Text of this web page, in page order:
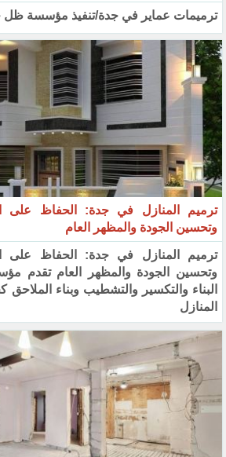
ترميمات عماير في جدة/تنفيذ مؤسسة ظل
ترميم المنازل في جدة: الحفاظ على
وتحسين الجودة والمظهر العام
ترميم المنازل في جدة: الحفاظ على
وتحسين الجودة والمظهر العام تقدم
البناء والتكسير والتشطيب وبناء
المنازل